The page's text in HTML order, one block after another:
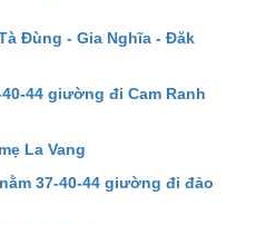
Đùng - Gia Nghĩa - Đăk
44 giường đi Cam Ranh
La Vang
37-40-44 giường đi đảo